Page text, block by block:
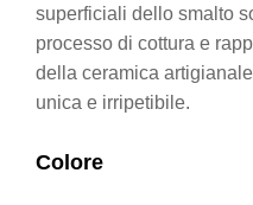
superficiali dello smalto
processo di cottura e
della ceramica
unica e irripetibile.
Colore